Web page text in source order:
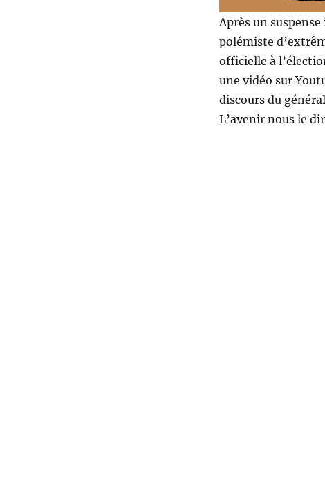
Après un
polémiste
officielle à
une vidéo sur
discours du
L’avenir nous le